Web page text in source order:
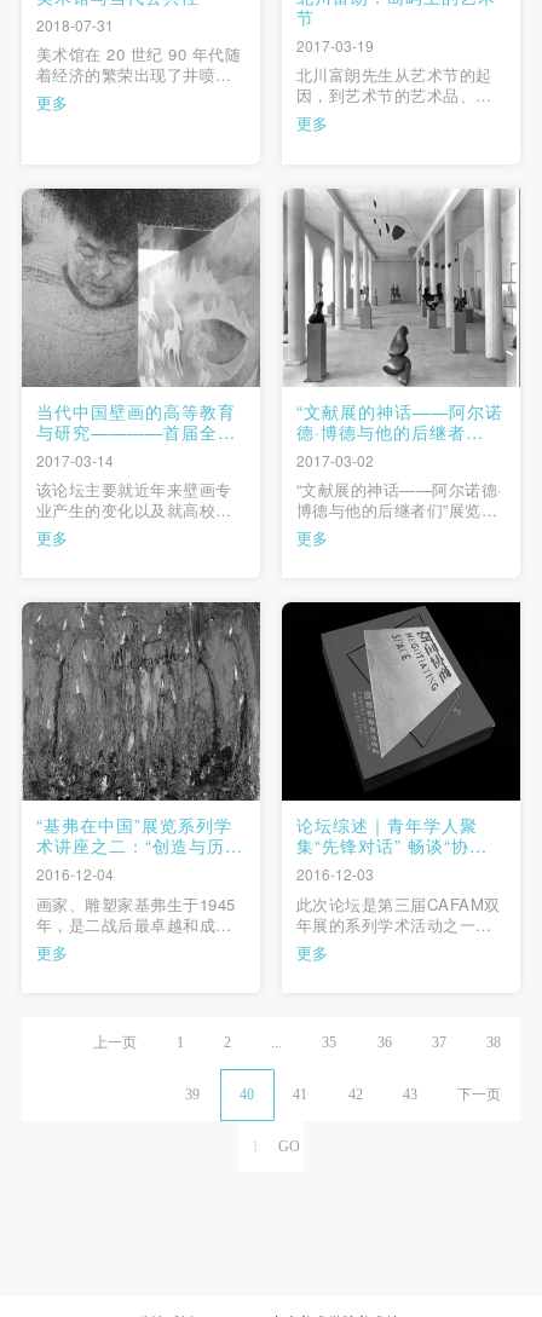
2018-07-31
美术馆在 20 世纪 90 年代随
着经济的繁荣出现了井喷式
发展，它们被看作是新的公
民活动中心，对它的功能的
方面又比以前饱受批评和争
议。1“美术馆与当代公共
性”是一项迎接这种时 …
更多
节
2017-03-19
北川富朗先生从艺术节的起
因，到艺术节的艺术品、建
筑，为听众展现了一个艺术
如何带动地区发展振兴的美
安教授，中国社科院日本研
究所研究员赵刚先生担任翻
译. …
更多
当代中国壁画的高等教育
与研究————首届全国
高校壁画专业主任论坛在
中央美术学院举办
2017-03-14
该论坛主要就近年来壁画专
业产生的变化以及就高校壁
画专业的教育的过去、当下
与未来的发展等方面做出探
更多
“文献展的神话——阿尔诺
德·博德与他的后继者
们”展览学术讲座
2017-03-02
“文献展的神话——阿尔诺德·
博德与他的后继者们”展览学
术讲座于2017年3月2日晚在
中央美术学院美术馆学术报
文献展60余年发展历史展览
的学术延伸，本次讲座特别
邀请卡塞尔文献展创始人阿
尔诺德·博德前助理海 …
更多
“基弗在中国”展览系列学
术讲座之二：“创造与历
史”|讲座综述
2016-12-04
画家、雕塑家基弗生于1945
年，是二战后最卓越和成功
的德国艺术家。他的摄影和
行为艺术“占领”系列作品最初
的）德国梦有何密切关联？
他的艺术观念的要义何在？
为什么他作为画家所倾注的
更多
论坛综述｜青年学人聚
集“先锋对话” 畅谈“协
商”议题
2016-12-03
此次论坛是第三届CAFAM双
年展的系列学术活动之一。
论坛邀请了美术学、社会
学、历史学、政治学等领域
更多
上一页 1 2 35 36 37 38
39 40 41 42 43 下一页
验证码
登录